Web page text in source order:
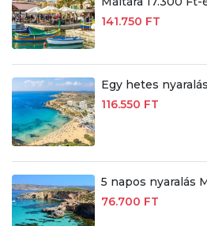
141.750 FT
Egy hetes
116.550 FT
5 napos nyaralás
76.700 FT